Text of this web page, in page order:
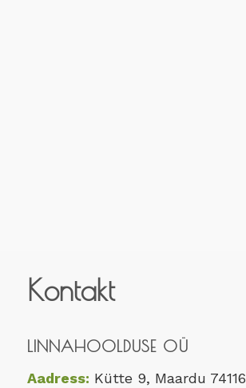
Kontakt
LINNAHOOLDUSE OÜ
Aadress: Kütte 9, Maardu 74116